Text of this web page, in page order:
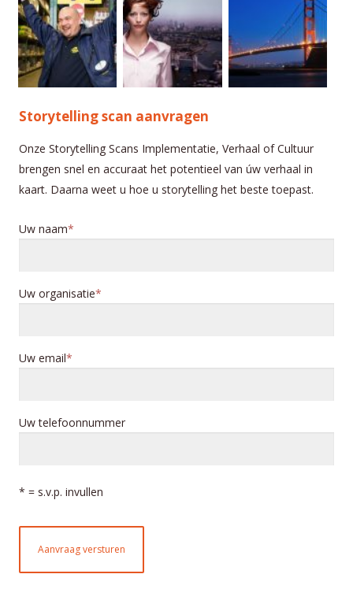
Storytelling scan aanvragen
Onze Storytelling Scans Implementatie, Verhaal of Cultuur
brengen snel en accuraat het potentieel van úw verhaal in
kaart. Daarna weet u hoe u storytelling het beste toepast.
Uw naam
Uw organisatie
Uw email
Uw telefoonnummer
* = s.v.p. invullen
Aanvraag versturen